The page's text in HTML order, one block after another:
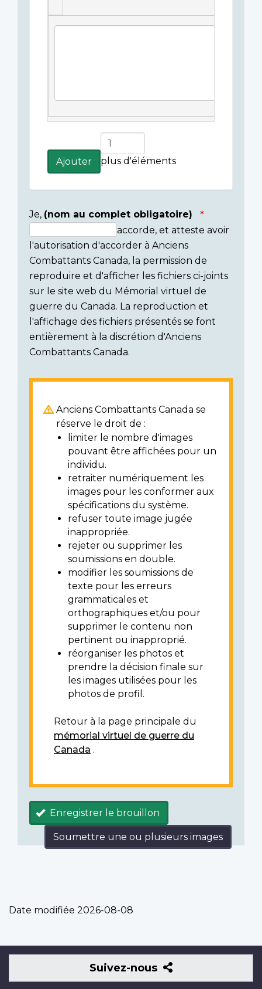
Ajouter
Ajouter
plus
d'éléments
plus d'éléments
Consent
section
Je, (nom au complet obligatoire)
accorde, et atteste avoir
l'autorisation d'accorder à Anciens
Combattants Canada, la permission de
reproduire et d'afficher les fichiers ci-joints
sur le site web du Mémorial virtuel de
guerre du Canada. La reproduction et
l'affichage des fichiers présentés se font
entièrement à la discrétion d'Anciens
Combattants Canada.
Anciens Combattants Canada se
réserve le droit de :
limiter le nombre d'images
pouvant être affichées pour un
individu.
retraiter numériquement les
images pour les conformer aux
spécifications du système.
refuser toute image jugée
inappropriée.
rejeter ou supprimer les
soumissions en double.
modifier les soumissions de
texte pour les erreurs
grammaticales et
orthographiques et/ou pour
supprimer le contenu non
pertinent ou inapproprié.
réorganiser les photos et
prendre la décision finale sur
les images utilisées pour les
photos de profil.
Retour à la page principale du
mémorial virtuel de guerre du
Canada .
Enregistrer le brouillon
Soumettre une ou plusieurs images
Date modifiée 2026-08-08
Suivez-nous
Suivez-
nous